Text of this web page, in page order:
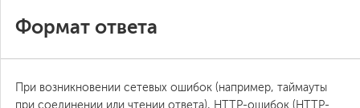
Формат ответа
При возникновении сетевых ошибок (например, таймауты
при соединении или чтении ответа), HTTP-ошибок (HTTP-